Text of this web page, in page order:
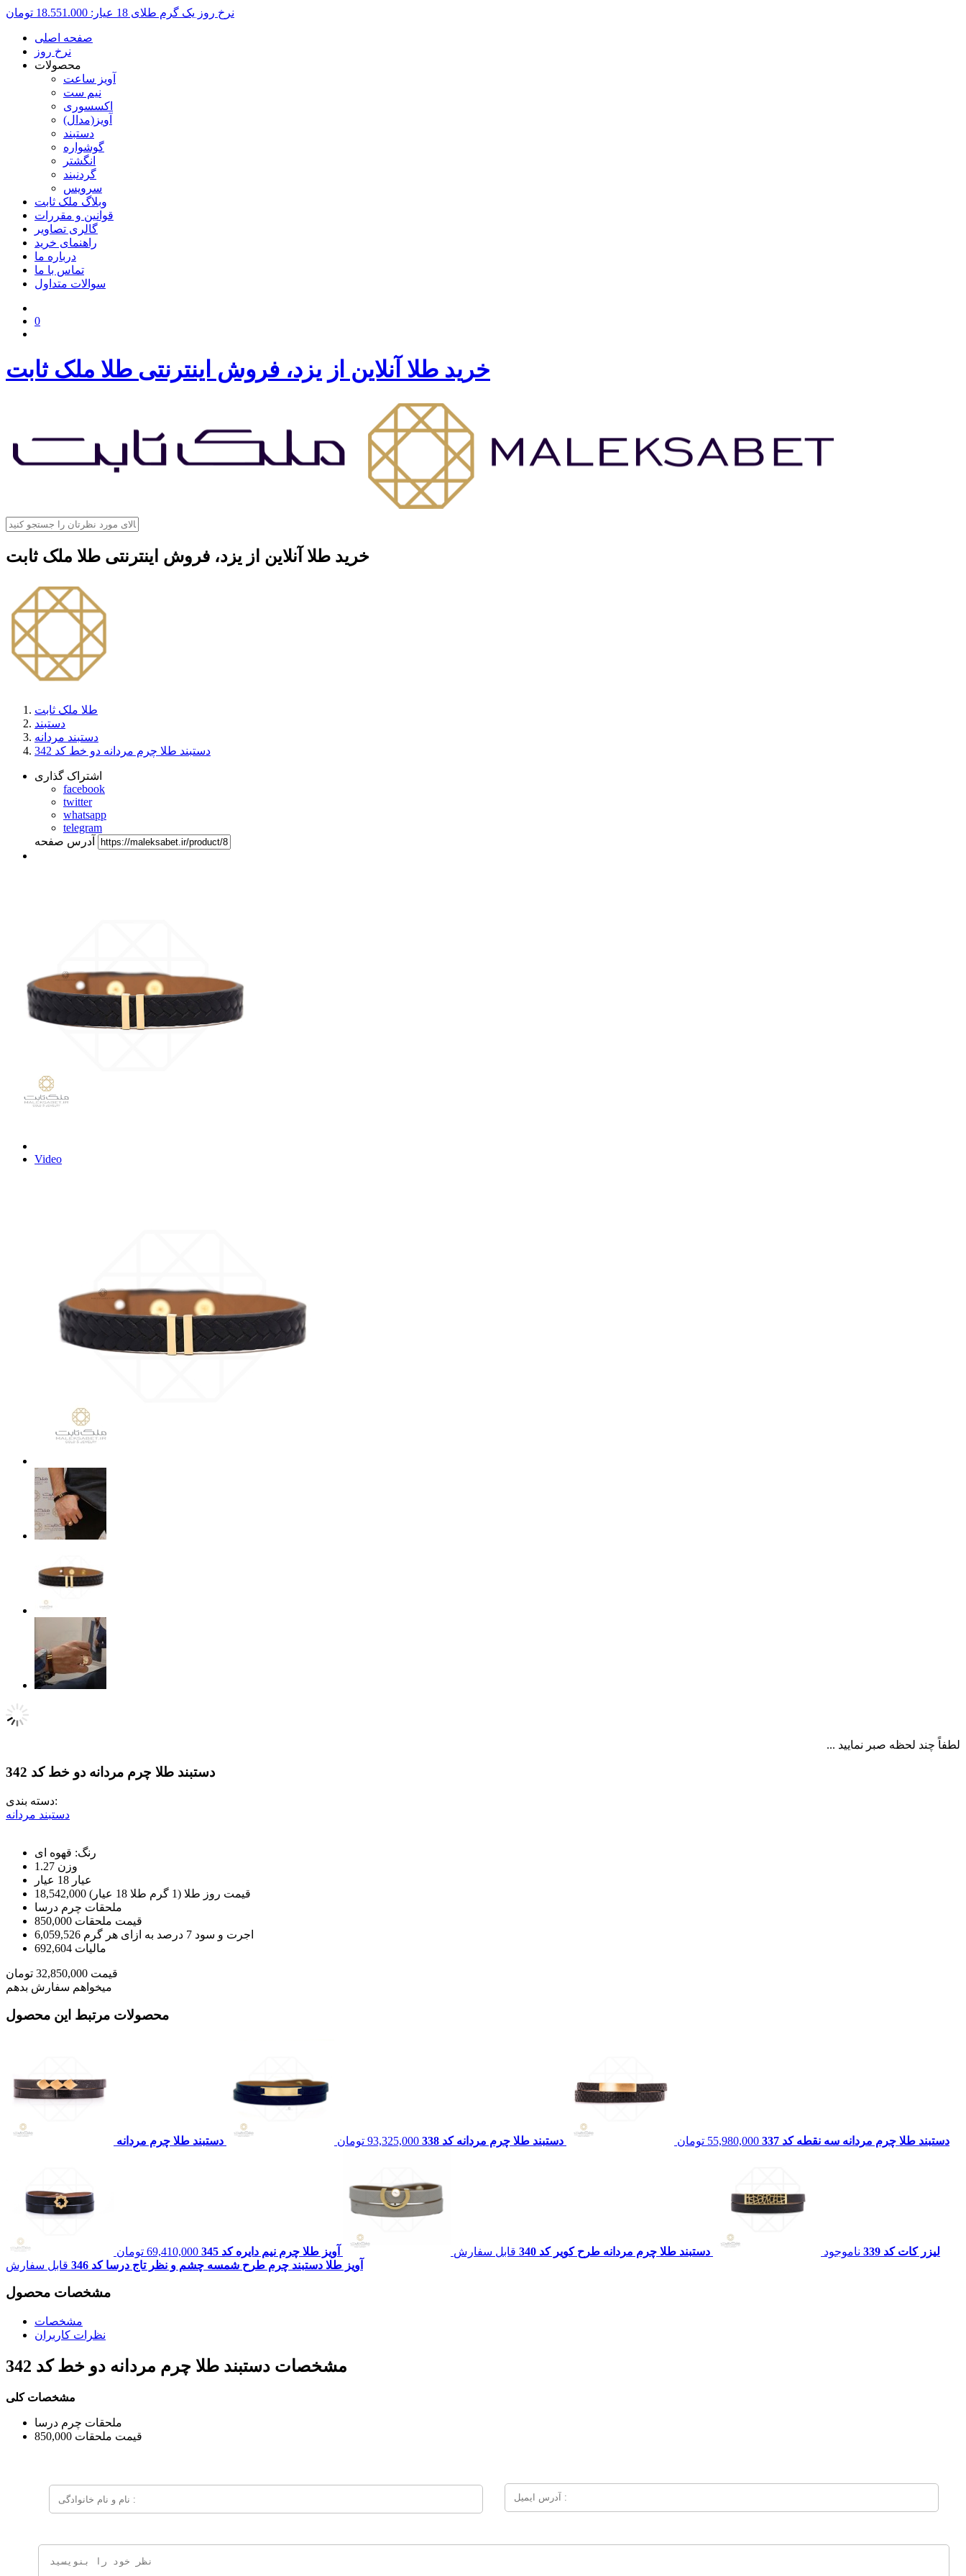
نرخ روز یک گرم طلای 18 عیار: 18.551.000 تومان
صفحه اصلی
نرخ روز
محصولات
آویز ساعت
نیم ست
اکسسوری
آویز(مدال)
دستبند
گوشواره
انگشتر
گردنبند
سرویس
وبلاگ ملک ثابت
قوانین و مقررات
گالری تصاویر
راهنمای خرید
درباره ما
تماس با ما
سوالات متداول
0
خرید طلا آنلاین از یزد، فروش اینترنتی طلا ملک ثابت
خرید طلا آنلاین از یزد، فروش اینترنتی طلا ملک ثابت
طلا ملک ثابت
دستبند
دستبند مردانه
دستبند طلا چرم مردانه دو خط کد 342
اشتراک گذاری
facebook
twitter
whatsapp
telegram
آدرس صفحه
Video
لطفاً چند لحظه صبر نمایید ...
دستبند طلا چرم مردانه دو خط کد 342
دسته بندی:
دستبند مردانه
رنگ: قهوه ای
وزن 1.27
عيار 18 عیار
قیمت روز طلا (1 گرم طلا 18 عیار)
18,542,000
ملحقات چرم درسا
قیمت ملحقات 850,000
اجرت و سود 7 درصد به ازای هر گرم
6,059,526
مالیات 692,604
قیمت 32,850,000 تومان
میخواهم سفارش بدهم
محصولات مرتبط این محصول
دستبند طلا چرم مردانه سه نقطه کد 337 55,980,000 تومان دستبند طلا چرم مردانه کد 338 93,325,000 تومان دستبند طلا چرم مردانه
لیزر کات کد 339 ناموجود دستبند طلا چرم مردانه طرح کویر کد 340 قابل سفارش آویز طلا چرم نیم دایره کد 345 69,410,000 تومان
آویز طلا دستبند چرم طرح شمسه چشم و نظر تاج درسا کد 346
قابل سفارش
مشخصات محصول
مشخصات
نظرات کاربران
مشخصات دستبند طلا چرم مردانه دو خط کد 342
مشخصات کلی
ملحقات چرم درسا
قیمت ملحقات 850,000